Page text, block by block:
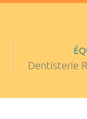
Dentisterie